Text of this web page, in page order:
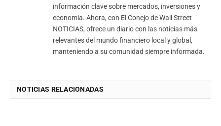
información clave sobre mercados, inversiones y
economía. Ahora, con El Conejo de Wall Street
NOTICIAS, ofrece un diario con las noticias más
relevantes del mundo financiero local y global,
manteniendo a su comunidad siempre informada.
NOTICIAS RELACIONADAS